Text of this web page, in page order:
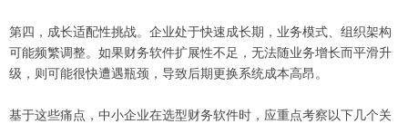
第四，成长适配性挑战。企业处于快速成长期，业务模式、组织架构
可能频繁调整。如果财务软件扩展性不足，无法随业务增长而平滑升
级，则可能很快遭遇瓶颈，导致后期更换系统成本高昂。
基于这些痛点，中小企业在选型财务软件时，应重点考察以下几个关